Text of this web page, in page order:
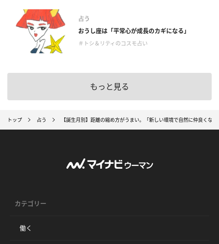
占う
おうし座は「平常心が成長のカギになる」
＃トシ＆リティのコスモ占い
もっと見る
トップ 占う 【誕生月別】距離の縮め方がうまい。「新しい環境で自然に仲良く
カテゴリー
働く